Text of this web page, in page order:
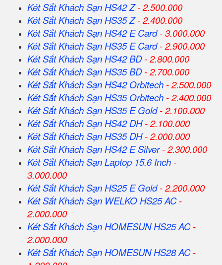
Két Sắt Khách Sạn HS42 Z- 2.500.000
Két Sắt Khách Sạn HS35 Z- 2.400.000
Két Sắt Khách Sạn HS42 E Card- 3.000.000
Két Sắt Khách Sạn HS35 E Card- 2.900.000
Két Sắt Khách Sạn HS42 BD- 2.800.000
Két Sắt Khách Sạn HS35 BD- 2.700.000
Két Sắt Khách Sạn HS42 Orbitech - 2.500.000
Két Sắt Khách Sạn HS35 Orbitech - 2.400.000
Két Sắt Khách Sạn HS35 E Gold- 2.100.000
Két Sắt Khách Sạn HS42 DH- 2.100.000
Két Sắt Khách Sạn HS35 DH- 2.000.000
Két Sắt Khách Sạn HS42 E Silver- 2.300.000
Két Sắt Khách Sạn Laptop 15.6 Inch -
3.000.000
Két Sắt Khách Sạn HS25 E Gold- 2.200.000
Két Sắt Khách Sạn WELKO HS25 AC-
2.000.000
Két Sắt Khách Sạn HOMESUN HS25 AC-
2.000.000
Két Sắt Khách Sạn HOMESUN HS28 AC-